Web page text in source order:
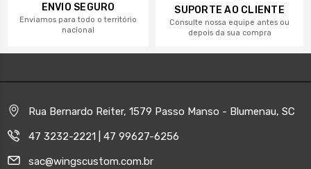
ENVIO SEGURO
Enviamos para todo o território
nacional
SUPORTE AO CLIENTE
Consulte nossa equipe antes ou
depois da sua compra
Rua Bernardo Reiter, 1579 Passo Manso - Blumenau, SC
47 3232-2221 | 47 99627-6256
sac@wingscustom.com.br